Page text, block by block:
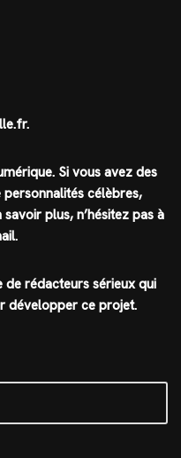
Si vous avez des
personnalités célèbres,
plus, n’hésitez pas à
de rédacteurs sérieux qui
développer ce projet.